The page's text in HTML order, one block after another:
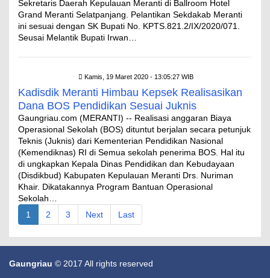
Sekretaris Daerah Kepulauan Meranti di Ballroom Hotel
Grand Meranti Selatpanjang. Pelantikan Sekdakab Meranti
ini sesuai dengan SK Bupati No. KPTS.821.2/IX/2020/071.
Seusai Melantik Bupati Irwan…
Kamis, 19 Maret 2020 - 13:05:27 WIB
Kadisdik Meranti Himbau Kepsek Realisasikan
Dana BOS Pendidikan Sesuai Juknis
Gaungriau.com (MERANTI) -- Realisasi anggaran Biaya
Operasional Sekolah (BOS) dituntut berjalan secara petunjuk
Teknis (Juknis) dari Kementerian Pendidikan Nasional
(Kemendiknas) RI di Semua sekolah penerima BOS. Hal itu
di ungkapkan Kepala Dinas Pendidikan dan Kebudayaan
(Disdikbud) Kabupaten Kepulauan Meranti Drs. Nuriman
Khair. Dikatakannya Program Bantuan Operasional
Sekolah…
1
2 3 Next Last
Gaungriau © 2017 All rights reserved